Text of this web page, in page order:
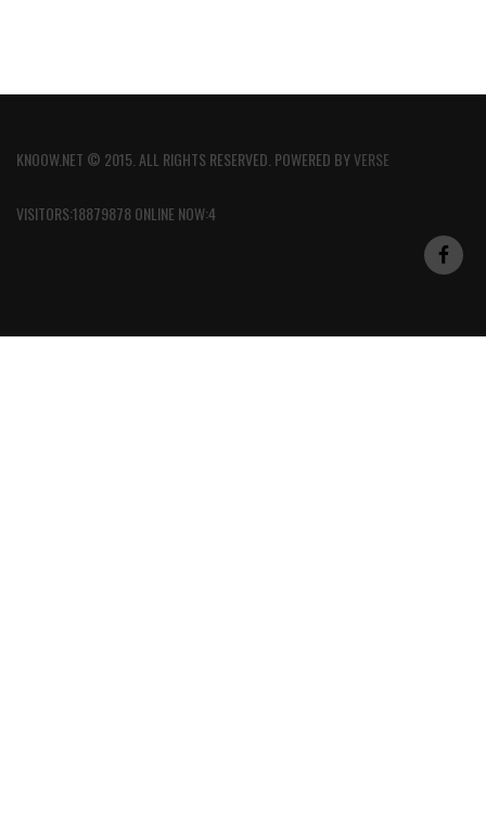
KNOOW.NET © 2015. ALL RIGHTS RESERVED. POWERED BYVERSE
VISITORS:18879878 ONLINE NOW:4